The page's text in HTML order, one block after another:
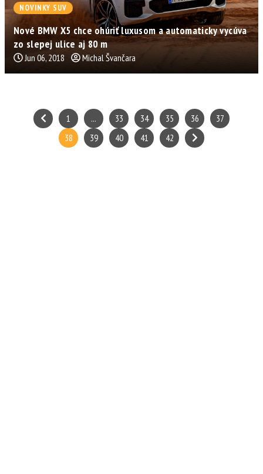
NOVINKY SUV
Nové BMW X5 chce ohúriť luxusom a automaticky vycúva
zo slepej ulice aj 80 m
Jun 06, 2018 Michal Švančara
1 ... 33 34 35 36
37
38
39 40 41 42